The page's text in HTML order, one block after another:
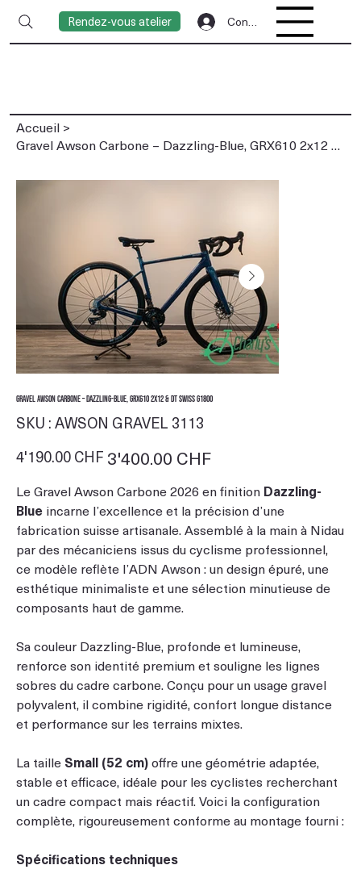
Rendez-vous atelier Connexion
Accueil >
Gravel Awson Carbone – Dazzling-Blue, GRX610 2x12 & DT Swiss G1800
Gravel Awson Carbone – Dazzling-Blue, GRX610 2x12 & DT Swiss G1800
SKU : AWSON
AWSON GRAVEL 3113
Prix
d’origine
4'190.00 CHF promotionnel
3'400.00 CHF
Le Gravel Awson Carbone 2026 en finition Dazzling-
Blue incarne l’excellence et la précision d’une
fabrication suisse artisanale. Assemblé à la main à Nidau
par des mécaniciens issus du cyclisme professionnel,
ce modèle reflète l’ADN Awson : un design épuré, une
esthétique minimaliste et une sélection minutieuse de
composants haut de gamme.
Sa couleur Dazzling-Blue, profonde et lumineuse,
renforce son identité premium et souligne les lignes
sobres du cadre carbone. Conçu pour un usage gravel
polyvalent, il combine rigidité, confort longue distance
et performance sur les terrains mixtes.
La taille Small (52 cm)offre une géométrie adaptée,
stable et efficace, idéale pour les cyclistes recherchant
un cadre compact mais réactif. Voici la configuration
complète, rigoureusement conforme au montage fourni :
Spécifications techniques